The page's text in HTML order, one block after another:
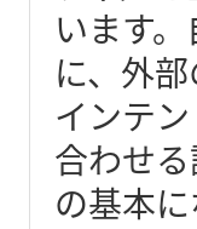
います
に、外
インテ
合わせ
の基本に